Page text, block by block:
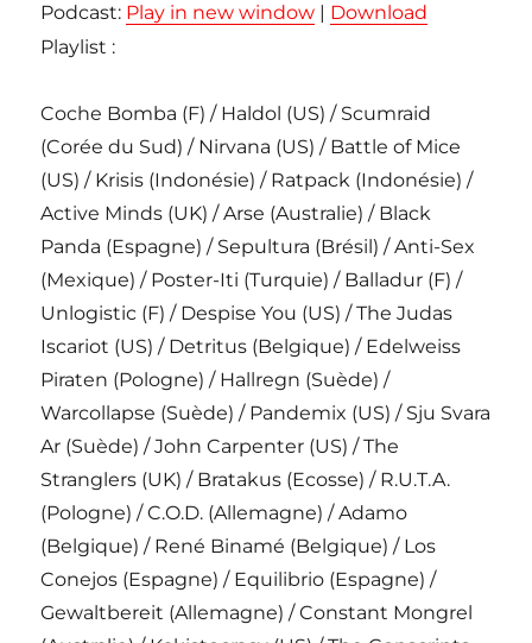
Podcast: Play in new window | Download
Playlist :
Coche Bomba (F) / Haldol (US) / Scumraid
(Corée du Sud) / Nirvana (US) / Battle of Mice
(US) / Krisis (Indonésie) / Ratpack (Indonésie) /
Active Minds (UK) / Arse (Australie) / Black
Panda (Espagne) / Sepultura (Brésil) / Anti-Sex
(Mexique) / Poster-Iti (Turquie) / Balladur (F) /
Unlogistic (F) / Despise You (US) / The Judas
Iscariot (US) / Detritus (Belgique) / Edelweiss
Piraten (Pologne) / Hallregn (Suède) /
Warcollapse (Suède) / Pandemix (US) / Sju Svara
Ar (Suède) / John Carpenter (US) / The
Stranglers (UK) / Bratakus (Ecosse) / R.U.T.A.
(Pologne) / C.O.D. (Allemagne) / Adamo
(Belgique) / René Binamé (Belgique) / Los
Conejos (Espagne) / Equilibrio (Espagne) /
Gewaltbereit (Allemagne) / Constant Mongrel